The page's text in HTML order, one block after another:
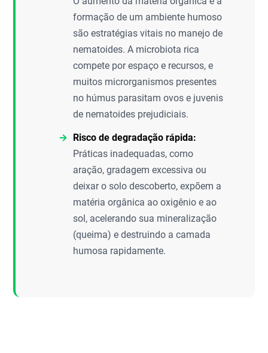
formação de um ambiente humoso
são estratégias vitais no manejo de
nematoides. A microbiota rica
compete por espaço e recursos, e
muitos microrganismos presentes
no húmus parasitam ovos e juvenis
de nematoides prejudiciais.
Risco de degradação rápida:
Práticas inadequadas, como
aração, gradagem excessiva ou
deixar o solo descoberto, expõem a
matéria orgânica ao oxigênio e ao
sol, acelerando sua mineralização
(queima) e destruindo a camada
humosa rapidamente.